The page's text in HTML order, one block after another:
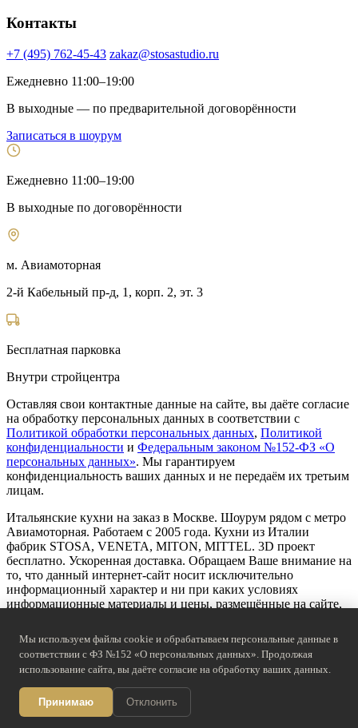
Контакты
+7 (495) 762-45-43 zakaz@stosastudio.ru
Ежедневно 11:00–19:00
В выходные — по предварительной договорённости
Записаться в шоурум
Ежедневно 11:00–19:00
В выходные по договорённости
м. Авиамоторная
2-й Кабельный пр-д, 1, корп. 2, эт. 3
Бесплатная парковка
Внутри стройцентра
Оставляя свои контактные данные на сайте, вы даёте согласие
на обработку персональных данных в соответствии с
Политикой обработки персональных данных, Политикой
конфиденциальности и Федеральным законом №152-ФЗ «О
персональных данных». Мы гарантируем
конфиденциальность ваших данных и не передаём их третьим
лицам.
Итальянские кухни на заказ в Москве. Шоурум рядом с метро
Авиамоторная. Работаем с 2005 года. Кухни из Италии
фабрик STOSA, VENETA, MITON, MITTEL. 3D проект
бесплатно. Ускоренная доставка. Обращаем Ваше внимание на
то, что данный интернет-сайт носит исключительно
информационный характер и ни при каких условиях
информационные материалы и цены, размещённые на сайте,
Статьи 437 Гражданского кодекса РФ.
© 2026 STOSASTUDIO. Все права защищены. ООО
«АЛИАНТ», ИНН 9722057186
Все бренды Договор
Обработка персональных данных
Политика конфиденциальности О компании
Мы используем файлы cookie и обрабатываем персональные данные в
соответствии с ФЗ №152 «О персональных данных». Продолжая
использование сайта, вы даёте согласие на обработку ваших данных.
Принимаю Отклонить